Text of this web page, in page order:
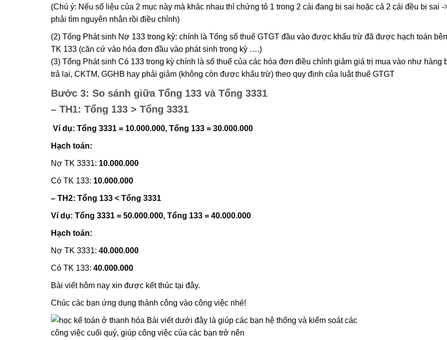
(Chú ý: Nếu số liệu của 2 mục này mà khác nhau thì chứng tỏ 1 trong 2 cái đang bị sai hoặc cả 2 cái đều bị sai -
phải tìm nguyên nhân rồi điều chỉnh)
(2) Tổng Phát sinh Nợ 133 trong kỳ: chính là Tổng số thuế GTGT đầu vào được khấu trừ đã được hạch toán
TK 133 (căn cứ vào hóa đơn đầu vào phát sinh trong kỳ ….)
(3) Tổng Phát sinh Có 133 trong kỳ chính là số thuế của các hóa đơn điều chỉnh giảm giá trị mua vào như hàng
trả lại, CKTM, GGHB hay phải giảm (không còn được khấu trừ) theo quy định của luật thuế GTGT
Bước 3: So sánh giữa Tổng 133 và Tổng 3331
– TH1: Tổng 133 > Tổng 3331
Ví dụ: Tổng 3331 = 10.000.000, Tổng 133 = 30.000.000
Hạch toán:
Nợ TK 3331: 10.000.000
Có TK 133: 10.000.000
– TH2: Tổng 133 < Tổng 3331
Ví dụ: Tổng 3331 = 50.000.000, Tổng 133 = 40.000.000
Hạch toán:
Nợ TK 3331: 40.000.000
Có TK 133: 40.000.000
Bài viết hôm nay xin được kết thúc tại đây.
Chúc các bạn ứng dụng thành công vào công việc nhé!